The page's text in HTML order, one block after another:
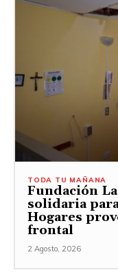
TODA TU MAÑANA
Fundación
solidaria
Hogares
frontal
2 Agosto, 2026